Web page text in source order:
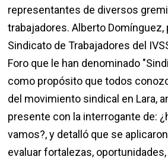
representantes de diversos
trabajadores. Alberto Domínguez,
Sindicato de Trabajadores del
Foro que le han denominado
como propósito que todos
del movimiento sindical en Lara,
presente con la interrogante de:
vamos?, y detalló que se
evaluar fortalezas,